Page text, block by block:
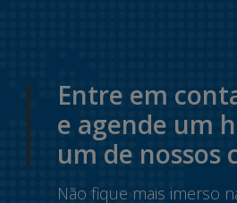
Entre em
e agende um
um de nossos
Não fique mais imerso